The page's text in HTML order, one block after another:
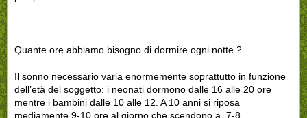
Quante ore abbiamo bisogno di dormire ogni notte ?
Il sonno necessario varia enormemente soprattutto in funzione
dell’età del soggetto: i neonati dormono dalle 16 alle 20 ore
mentre i bambini dalle 10 alle 12. A 10 anni si riposa
mediamente 9-10 ore al giorno che scendono a 7-8